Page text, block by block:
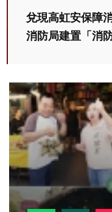
兌現高虹安保障
消防局建置「消